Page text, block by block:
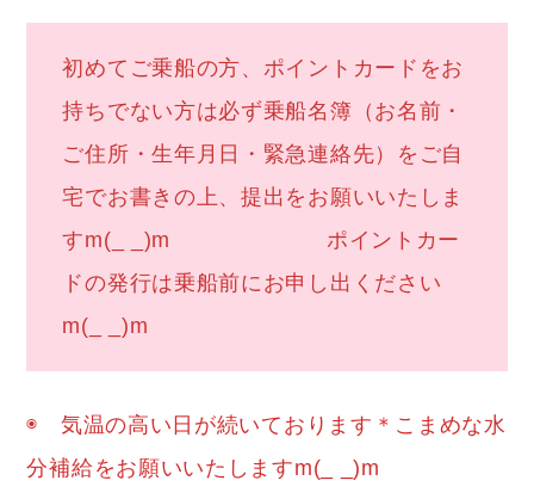
初めてご乗船の方、ポイントカードをお
持ちでない方は必ず乗船名簿（お名前・
ご住所・生年月日・緊急連絡先）をご自
宅でお書きの上、提出をお願いいたしま
すm(_ _)m ポイントカー
ドの発行は乗船前にお申し出ください
m(_ _)m
◉ 気温の高い日が続いております＊こまめな水
分補給をお願いいたしますm(_ _)m